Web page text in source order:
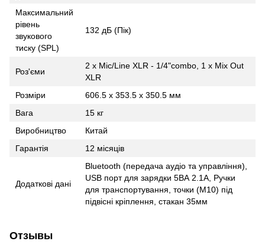
Максимальний
рівень
звукового
тиску (SPL)
132 дБ (Пік)
Роз'єми
2 x Mic/Line XLR - 1/4"combo, 1 x Mix Out
XLR
Розміри
606.5 x 353.5 x 350.5 мм
Вага
15 кг
Виробництво
Китай
Гарантія
12 місяців
Додаткові дані
Bluetooth (передача аудіо та управління),
USB порт для зарядки 5ВА 2.1А, Ручки
для транспортування, точки (М10) під
підвісні кріплення, стакан 35мм
Отзывы